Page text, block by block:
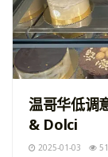
温哥华低调
& Dolci
2025-01-03 51